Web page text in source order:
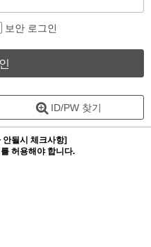
보안 로그인
ID/PW 찾기
될시 체크사항]
허용해야 합니다.